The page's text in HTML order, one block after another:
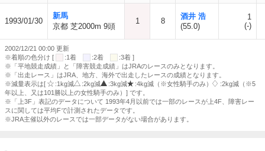
1993/01/30
新馬
京都 芝2000m 9頭
1 8
酒井 浩
(55.0)
1
(-)
2002/12/21 00:00 更新
※着順の色分け [
:1着 :2着
:3着 ]
※「平地競走成績」と「障害競走成績」はJRAのレースのみとなります。
※「出走レース」はJRA、地方、海外で出走したレースの成績となります。
※減量表示は[
:1kg減 :2kg減 :3kg減 :4kg減（※女性騎手のみ）
:2kg減（※5
年以上、又は101勝以上の女性騎手のみ）] です。
※「上3F」表記のデータについて 1993年4月以前では一部のレースが上4F、障害レー
スに関しては平均Fで計測されたデータです。
※JRA主催以外のレースでは一部データがない場合があります。